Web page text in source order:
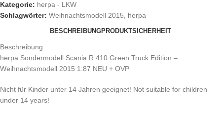
Kategorie: herpa - LKW
Schlagwörter: Weihnachtsmodell 2015, herpa
BESCHREIBUNGPRODUKTSICHERHEIT
Beschreibung
herpa Sondermodell Scania R 410 Green Truck Edition –
Weihnachtsmodell 2015 1:87 NEU + OVP
Nicht für Kinder unter 14 Jahren geeignet! Not suitable for children
under 14 years!